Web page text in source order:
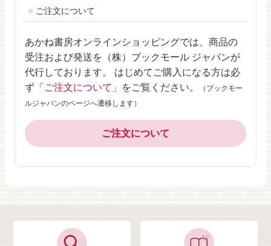
ご注文について
あかね書房オンラインショッピングでは、商品の
受注および発送を（株）ブックモール ジャパンが
代行しております。 はじめてご購入になる方は必
ず 「ご注文について」 をご覧ください。
（ブックモー
ルジャパンのページへ遷移します）
ご注文について